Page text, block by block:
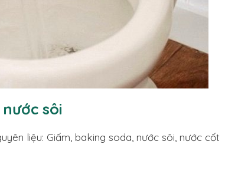
sôi
liệu: Giấm, baking soda, nước sôi, nước cốt